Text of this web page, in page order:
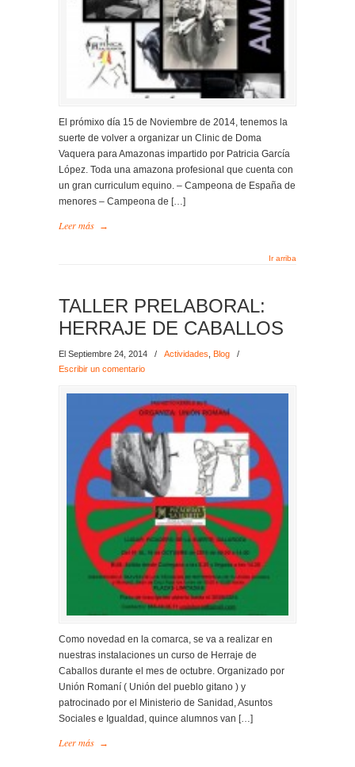
El prómixo día 15 de Noviembre de 2014, tenemos la
suerte de volver a organizar un Clinic de Doma
Vaquera para Amazonas impartido por Patricia García
López. Toda una amazona profesional que cuenta con
un gran curriculum equino. – Campeona de España de
menores – Campeona de […]
Leer más →
Ir arriba
TALLER PRELABORAL:
HERRAJE DE CABALLOS
El Septiembre 24, 2014 / Actividades Blog
/
Escribir un comentario
Como novedad en la comarca, se va a realizar en
nuestras instalaciones un curso de Herraje de
Caballos durante el mes de octubre. Organizado por
Unión Romaní ( Unión del pueblo gitano ) y
patrocinado por el Ministerio de Sanidad, Asuntos
Sociales e Igualdad, quince alumnos van […]
Leer más →